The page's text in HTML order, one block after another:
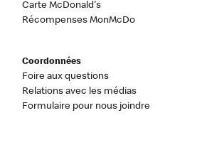
Carte McDonald's
Récompenses MonMcDo
Coordonnées
Foire aux questions
Relations avec les médias
Formulaire pour nous joindre